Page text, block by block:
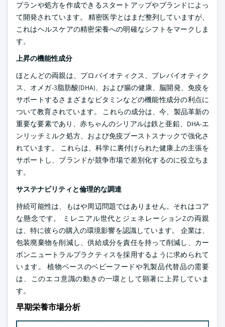
プランや処方を作成できるスタートアップやブランドによっ
て開発されています。 精密医学とはまだ整列していますが、
これはヘルスケアの精密栄養への明確なシフトをマークしま
す。
上昇の機能性成分
ほとんどの両親は、プロバイオティクス、プレバイオティク
ス、オメガ-3脂肪酸(DHA)、および腸の健康、脳開発、免疫を
サポートするさまざまなビタミンなどの機能性成分の利点に
ついて教育されています。 これらの成分は、今、製品革新の
重要な要素であり、赤ちゃんのシリアルは鉄と亜鉛、DHA-エ
ンリッチミルク処方、および免疫ブーストスナックで強化さ
れています。 これらは、科学に裏付けられた健康上の主張を
サポートし、ブランドが競争市場で差別化するのに役立ちま
す。
サステナビリティと倫理的な調達
持続可能性は、もはや周辺問題ではありません。それはコア
な懸念です。 ミレニアル世代とジェネレーションZの両親
は、特に彼らの購入の環境影響を認識しています。 企業は、
包装廃棄物を削減し、供給成分を責任を持って削減し、カー
ボンニュートラルプラクティスを採用するように求められて
います。 植物ベースのベビーフードや乳製品代替品の需要
は、このエコ意識の動きの一環として顕著に上昇していま
す。
早期栄養市場分析